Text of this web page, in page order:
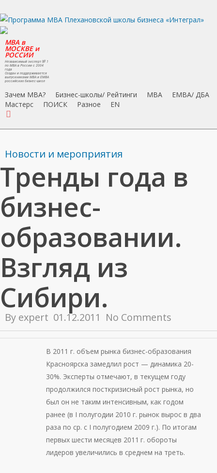
to
main
content
MBA в
МОСКВЕ и
РОССИИ
Независимый эксперт № 1
по MBA в России с 2004
года
Создан и поддерживается
выпускниками MBA и EMBA
российских бизнес-школ
Зачем MBA? Бизнес-школы/ Рейтинги MBA
EMBA/ ДБA
Мастерс
ПОИСК Разное EN
Новости и мероприятия
Тренды года в
бизнес-
образовании.
Взгляд из
Сибири.
By expert 01.12.2011 No Comments
В 2011 г. объем рынка бизнес-образования
Красноярска замедлил рост — динамика 20-
30%. Эксперты отмечают, в текущем году
продолжился посткризисный рост рынка, но
был он не таким интенсивным, как годом
ранее (в I полугодии 2010 г. рынок вырос в два
раза по ср. с I полугодием 2009 г.). По итогам
первых шести месяцев 2011 г. обороты
лидеров увеличились в среднем на треть.